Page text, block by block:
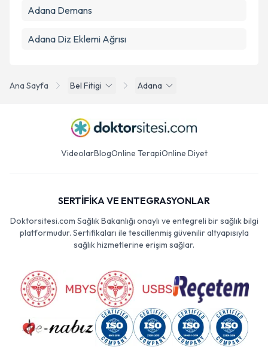
Ana Sayfa Bel Fitigi Adana
Adana Demans
Adana Diz Eklemi Ağrısı
VideolarBlogOnline TerapiOnline Diyet
SERTİFİKA VE ENTEGRASYONLAR
Doktorsitesi.com Sağlık Bakanlığı onaylı ve entegreli bir sağlık bilgi
platformudur. Sertifikaları ile tescillenmiş güvenilir altyapısıyla
sağlık hizmetlerine erişim sağlar.